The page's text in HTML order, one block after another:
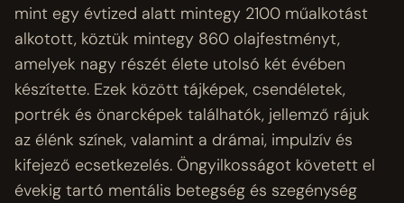
mint egy évtized alatt mintegy 2100 műalkotást
alkotott, köztük mintegy 860 olajfestményt,
amelyek nagy részét élete utolsó két évében
készítette. Ezek között tájképek, csendéletek,
portrék és önarcképek találhatók, jellemző rájuk
az élénk színek, valamint a drámai, impulzív és
kifejező ecsetkezelés. Öngyilkosságot követett el
évekig tartó mentális betegség és szegénység